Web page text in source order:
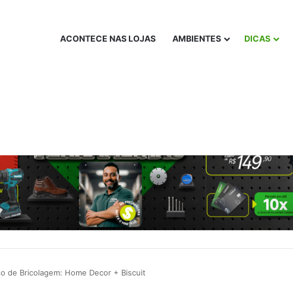
ACONTECE NAS LOJAS AMBIENTES DICAS
de Bricolagem: Home Decor + Biscuit